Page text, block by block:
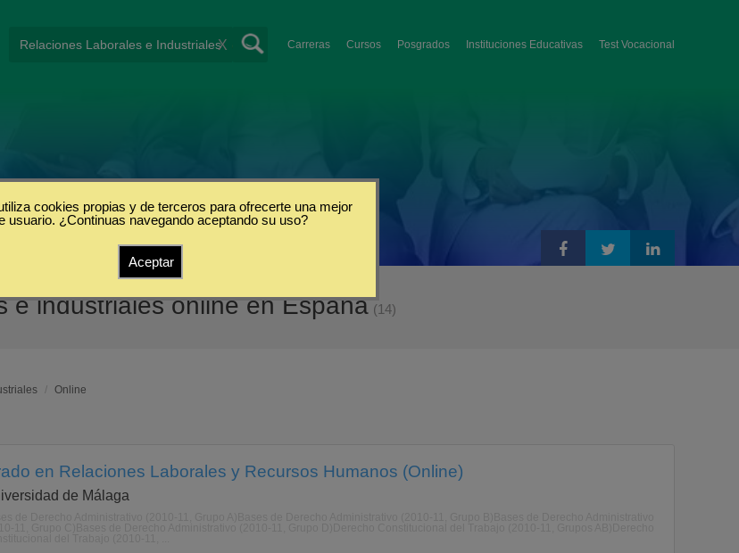
Carreras Cursos Posgrados Instituciones Educativas Test Vocacional
X
e industriales online en España (14)
/ Online
en Relaciones Laborales y Recursos Humanos (Online)
de Málaga
cookies propias y de terceros para ofrecerte una mejor
usuario. ¿Continuas navegando aceptando su uso?
Aceptar